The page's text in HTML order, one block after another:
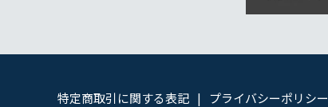
特定商取引に関する表記 プライバシーポリシー